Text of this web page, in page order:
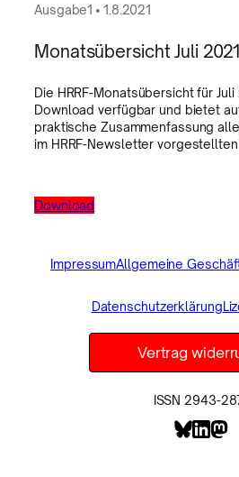
Ausgabe1 • 1.8.2021
Monatsübersicht Juli 2021
Die HRRF-Monatsübersicht für Juli
Download verfügbar und bietet
praktische Zusammenfassung
im HRRF-Newsletter vorgestellten
Download
ImpressumAllgemeine
Datenschutzerklärung
Vertrag
ISSN 2943-